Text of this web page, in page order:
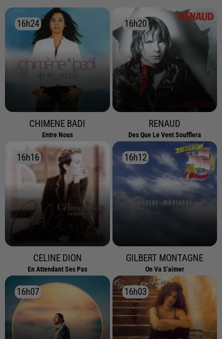
16h24
16h24
CHIMENE BADI
Entre Nous
16h20
16h20
RENAUD
Des Que Le Vent Soufflera
16h16
16h16
CELINE DION
En Attendant Ses Pas
16h12
16h12
GILBERT MONTAGNE
On Va S'aimer
16h07
16h07 16h03
16h03